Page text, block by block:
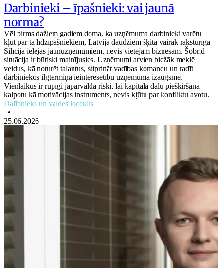
Darbinieki – īpašnieki: vai jaunā
norma?
Vēl pirms dažiem gadiem doma, ka uzņēmuma darbinieki varētu
kļūt par tā līdzīpašniekiem, Latvijā daudziem šķita vairāk raksturīga
Silīcija ielejas jaunuzņēmumiem, nevis vietējam biznesam. Šobrīd
situācija ir būtiski mainījusies. Uzņēmumi arvien biežāk meklē
veidus, kā noturēt talantus, stiprināt vadības komandu un radīt
darbiniekos ilgtermiņa ieinteresētību uzņēmuma izaugsmē.
Vienlaikus ir rūpīgi jāpārvalda riski, lai kapitāla daļu piešķiršana
kalpotu kā motivācijas instruments, nevis kļūtu par konfliktu avotu.
Dalībnieks un valdes loceklis
•
25.06.2026